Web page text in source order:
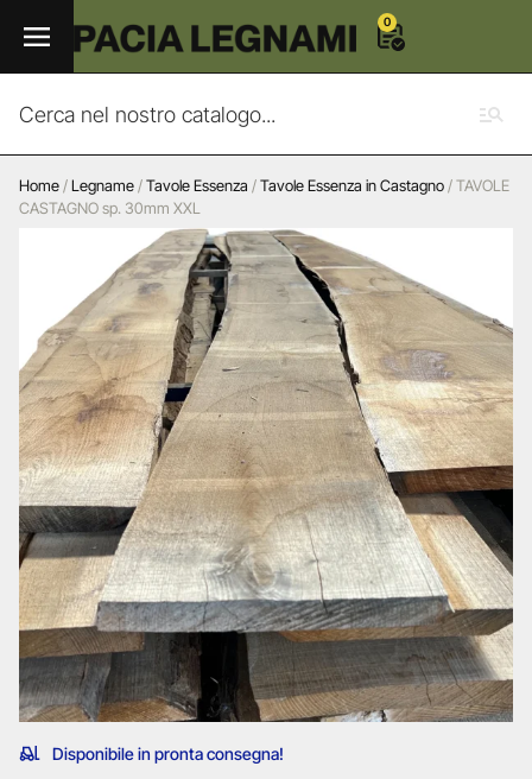
0
Home/Legname/Tavole Essenza /Tavole Essenza in Castagno/ TAVOLE
CASTAGNO sp. 30mm XXL
Disponibile in pronta consegna!